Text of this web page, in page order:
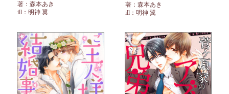
著：森本あき
ill：明神 翼
著：森本あき
ill：明神 翼